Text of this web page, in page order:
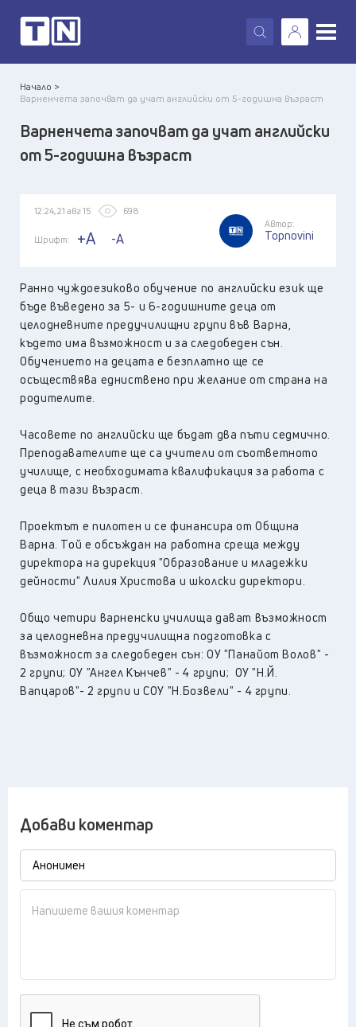
X
Начало >
Варненчета започват да учат английски от 5-годишна възраст
Варненчета започват да учат английски
от 5-годишна възраст
12:24, 21 авг 15 698
Шрифт: +A -A
Автор:
Topnovini
Ранно чуждоезиково обучение по английски език ще
бъде въведено за 5- и 6-годишните деца от
целодневните предучилищни групи във Варна,
където има възможност и за следобеден сън.
Обучението на децата е безплатно ще се
осъществява едниствено при желание от страна на
родителите.
Часовете по английски ще бъдат два пъти седмично.
Преподавателите ще са учители от съответното
училище, с необходимата квалификация за работа с
деца в тази възраст.
Проектът е пилотен и се финансира от Община
Варна. Той е обсъждан на работна среща между
директора на дирекция "Образование и младежки
дейности" Лилия Христова и школски директори.
Общо четири варненски училища дават възможност
за целодневна предучилищна подготовка с
възможност за следобеден сън: ОУ "Панайот Волов" -
2 групи; ОУ "Ангел Кънчев" - 4 групи; ОУ "Н.Й.
Вапцаров"- 2 групи и СОУ "Н.Бозвели" - 4 групи.
Добави коментар